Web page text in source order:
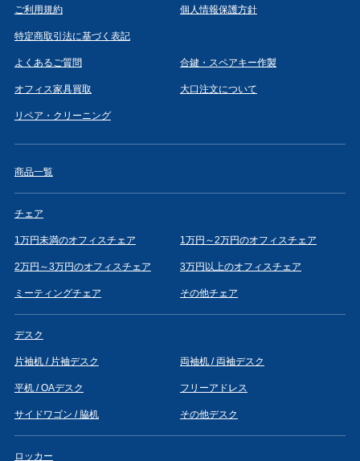
ご利用規約 個人情報保護方針
特定商取引法に基づく表記
よくあるご質問 合鍵・スペアキー作製
オフィス家具買取 大口注文について
リペア・クリーニング
商品一覧
チェア
1万円未満のオフィスチェア 1万円～2万円のオフィスチェア
2万円～3万円のオフィスチェア 3万円以上のオフィスチェア
ミーティングチェア その他チェア
デスク
片袖机 / 片袖デスク 両袖机 / 両袖デスク
平机 / OAデスク フリーアドレス
サイドワゴン / 脇机 その他デスク
ロッカー